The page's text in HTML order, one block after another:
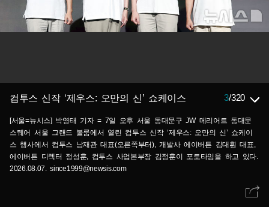
컴투스 신작 ‘제우스: 오만의 신’ 쇼케이스 3/320
[서울=뉴시스] 박영태 기자 = 7일 오후 서울 동대문구 JW 메리어트 동대문
스퀘어 서울 그랜드 볼룸에서 열린 컴투스 신작 ‘제우스: 오만의 신’ 쇼케이
스 행사에서 컴투스 남재관 대표(오른쪽부터), 개발사 에이버튼 김대훤 대표,
에이버튼 디렉터 정성훈, 컴투스 사업본부장 김정훈이 포토타임을 하고 있다.
2026.08.07. since1999@newsis.com